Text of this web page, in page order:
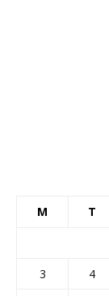
M T
3
4